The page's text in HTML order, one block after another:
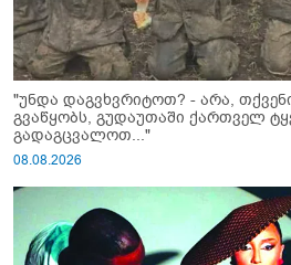
"უნდა დაგვხვრიტოთ? - არა,
გვაწყობს, გუდაუთაში ქართველ
გადაგცვალოთ..."
08.08.2026